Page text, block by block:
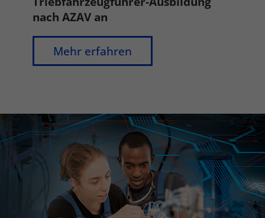
nach AZAV an
Mehr erfahren